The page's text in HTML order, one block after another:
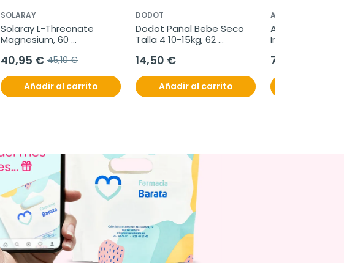
SOLARAY
Solaray L-Threonate
Magnesium, 60
40,95 € 45,10 €
Añadir al carrito
DODOT
Dodot Pañal Bebe Seco
Talla 4 10-15kg, 62
14,50 €
Añadir al carrito
ACOFAR
Acofar Nesira
Invisible
7,60 €